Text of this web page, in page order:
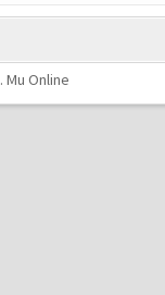
. Mu Online